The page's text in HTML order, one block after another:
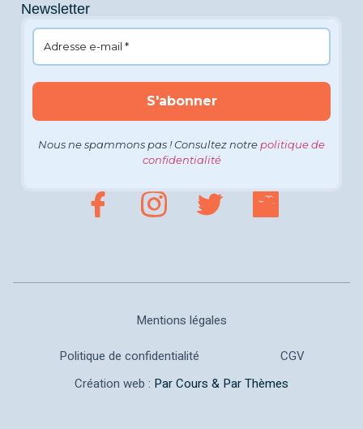
Newsletter
Nous ne spammons pas ! Consultez notrepolitique de
confidentialité
Mentions légales
Politique de confidentialité
CGV
Création web : Par Cours & Par Thèmes